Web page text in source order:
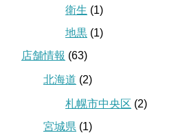
衛生 (1)
地黒 (1)
店舗情報 (63)
北海道 (2)
札幌市中央区 (2)
宮城県 (1)